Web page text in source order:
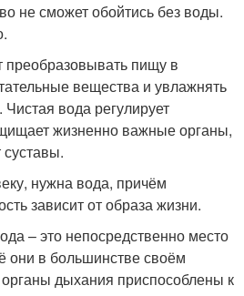
не сможет обойтись без воды.
преобразовывать пищу в
вещества и увлажнять
вода регулирует
жизненно важные органы,
нужна вода, причём
зависит от образа жизни.
– это непосредственно место
они в большинстве своём
органы дыхания приспособлены к